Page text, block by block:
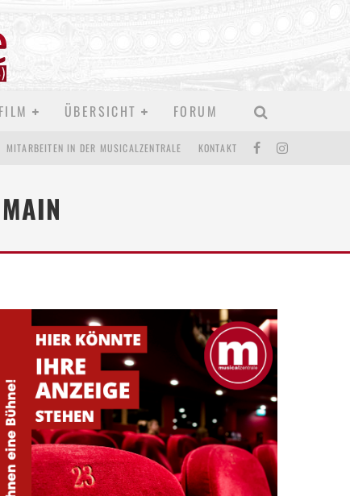
ÜBERSICHT FORUM
MITARBEITEN IN DER MUSICALZENTRALE KONTAKT